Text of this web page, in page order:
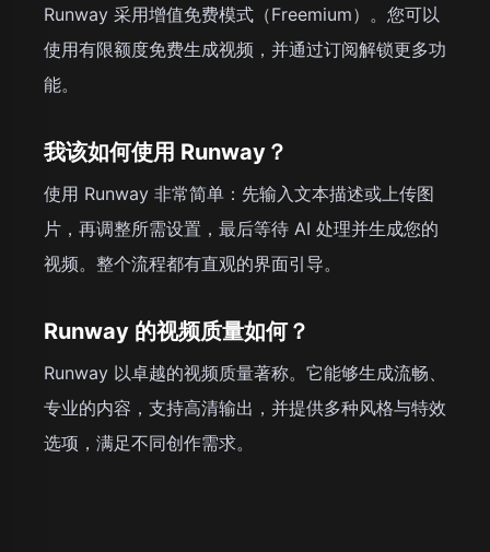
Runway 采用增值免费模式（Freemium）。您可以
使用有限额度免费生成视频，并通过订阅解锁更多功
能。
我该如何使用 Runway？
使用 Runway 非常简单：先输入文本描述或上传图
片，再调整所需设置，最后等待 AI 处理并生成您的
视频。整个流程都有直观的界面引导。
Runway 的视频质量如何？
Runway 以卓越的视频质量著称。它能够生成流畅、
专业的内容，支持高清输出，并提供多种风格与特效
选项，满足不同创作需求。